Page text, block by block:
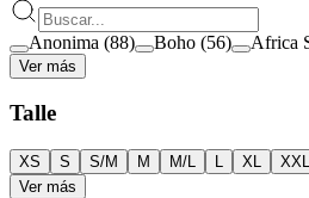
Anonima (88) Boho (56) Africa
Ver más
Talle
XS S S/M M M/L L XL XXL
Ver más